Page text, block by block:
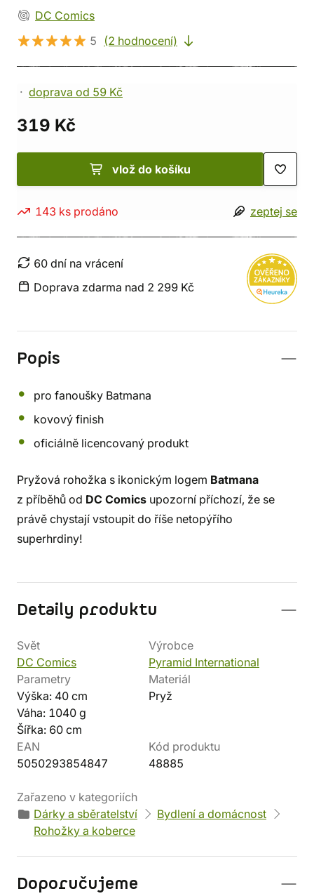
DC Comics
5
(2 hodnocení)
doprava od 59 Kč
319 Kč
vlož do košíku
143 ks prodáno zeptej se
60 dní na vrácení
Doprava zdarma nad 2 299 Kč
Popis
pro fanoušky Batmana
kovový finish
oficiálně licencovaný produkt
Pryžová rohožka s ikonickým logem Batmana
z příběhů od DC Comics upozorní příchozí, že se
právě chystají vstoupit do říše netopýřího
superhrdiny!
Detaily produktu
Svět
DC Comics
Výrobce
Pyramid International
Parametry
Výška: 40 cm
Váha: 1040 g
Šířka: 60 cm
Materiál
Pryž
EAN
5050293854847
Kód produktu
48885
Zařazeno v kategoriích
Dárky a sběratelství
Bydlení a domácnost
Rohožky a koberce
Doporučujeme